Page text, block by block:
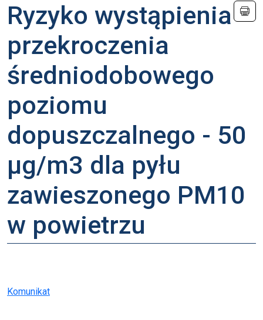
Ryzyko wystąpienia
przekroczenia
średniodobowego
poziomu
dopuszczalnego - 50
µg/m3 dla pyłu
zawieszonego PM10
w powietrzu
Komunikat